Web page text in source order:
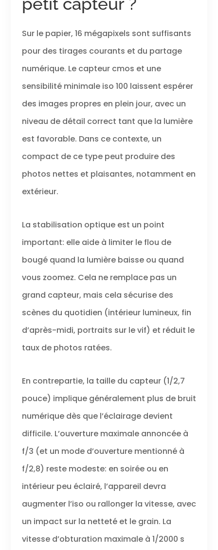
Sur le papier, 16 mégapixels sont suffisants
pour des tirages courants et du partage
numérique. Le capteur cmos et une
sensibilité minimale iso 100 laissent espérer
des images propres en plein jour, avec un
niveau de détail correct tant que la lumière
est favorable. Dans ce contexte, un
compact de ce type peut produire des
photos nettes et plaisantes, notamment en
extérieur.
La stabilisation optique est un point
important: elle aide à limiter le flou de
bougé quand la lumière baisse ou quand
vous zoomez. Cela ne remplace pas un
grand capteur, mais cela sécurise des
scènes du quotidien (intérieur lumineux, fin
d’après-midi, portraits sur le vif) et réduit le
taux de photos ratées.
En contrepartie, la taille du capteur (1/2,7
pouce) implique généralement plus de bruit
numérique dès que l’éclairage devient
difficile. L’ouverture maximale annoncée à
f/3 (et un mode d’ouverture mentionné à
f/2,8) reste modeste: en soirée ou en
intérieur peu éclairé, l’appareil devra
augmenter l’iso ou rallonger la vitesse, avec
un impact sur la netteté et le grain. La
vitesse d’obturation maximale à 1/2000 s